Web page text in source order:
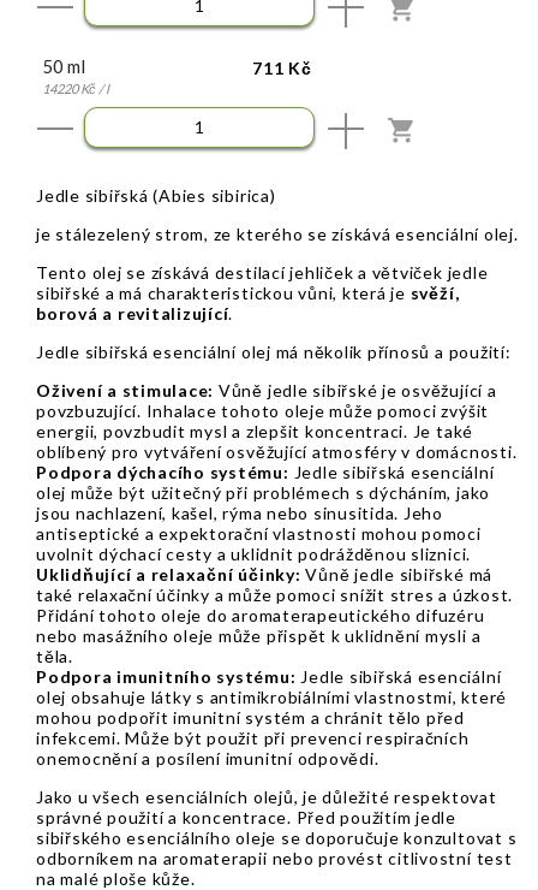
50 ml
14220 Kč / l
711 Kč
Jedle sibiřská (Abies sibirica)
je stálezelený strom, ze kterého se získává esenciální olej.
Tento olej se získává destilací jehliček a větviček jedle
sibiřské a má charakteristickou vůni, která je svěží,
borová a revitalizující.
Jedle sibiřská esenciální olej má několik přínosů a použití:
Oživení a stimulace: Vůně jedle sibiřské je osvěžující a
povzbuzující. Inhalace tohoto oleje může pomoci zvýšit
energii, povzbudit mysl a zlepšit koncentraci. Je také
oblíbený pro vytváření osvěžující atmosféry v domácnosti.
Podpora dýchacího systému: Jedle sibiřská esenciální
olej může být užitečný při problémech s dýcháním, jako
jsou nachlazení, kašel, rýma nebo sinusitida. Jeho
antiseptické a expektorační vlastnosti mohou pomoci
uvolnit dýchací cesty a uklidnit podrážděnou sliznici.
Uklidňující a relaxační účinky: Vůně jedle sibiřské má
také relaxační účinky a může pomoci snížit stres a úzkost.
Přidání tohoto oleje do aromaterapeutického difuzéru
nebo masážního oleje může přispět k uklidnění mysli a
těla.
Podpora imunitního systému: Jedle sibiřská esenciální
olej obsahuje látky s antimikrobiálními vlastnostmi, které
mohou podpořit imunitní systém a chránit tělo před
infekcemi. Může být použit při prevenci respiračních
onemocnění a posílení imunitní odpovědi.
Jako u všech esenciálních olejů, je důležité respektovat
správné použití a koncentrace. Před použitím jedle
sibiřského esenciálního oleje se doporučuje konzultovat s
odborníkem na aromaterapii nebo provést citlivostní test
na malé ploše kůže.